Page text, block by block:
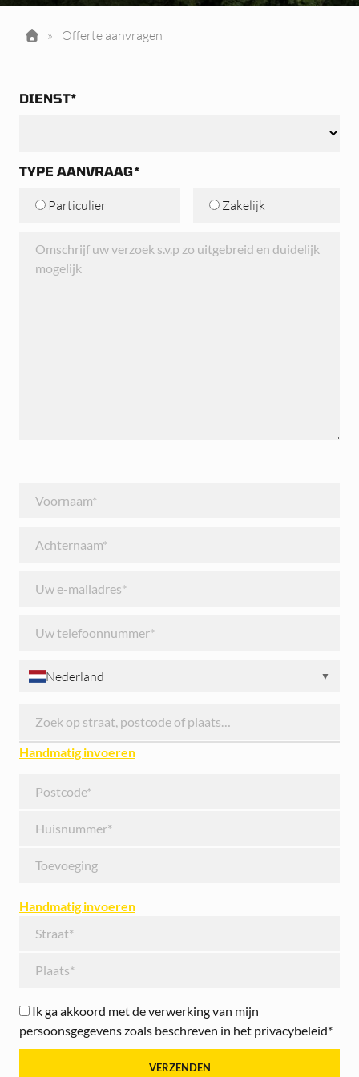
» Offerte aanvragen
DIENST*
TYPE AANVRAAG*
Particulier Zakelijk
Nederland ▼
Handmatig invoeren
Handmatig invoeren
Ik ga akkoord met de verwerking van mijn
persoonsgegevens zoals beschreven in het privacybeleid*